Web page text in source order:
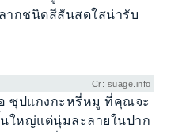
ากชนิดสีสันสดใสน่ารับ
Cr: suage.info
ซุปแกงกะหรี่หมู ที่คุณจะ
ใหญ่แต่นุ่มละลายในปาก